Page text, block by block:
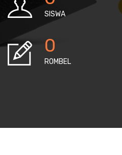
SISWA
0
ROMBEL